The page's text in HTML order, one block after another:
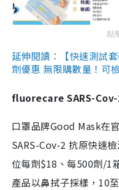
點
延伸閱讀：【快速測試
劑優惠 無限購數量！可
fluorecare SARS-Cov-
口罩品牌Good Mask在
SARS-Cov-2 抗原快速
位每劑$18、每500劑/1
產品以鼻拭子採樣，10